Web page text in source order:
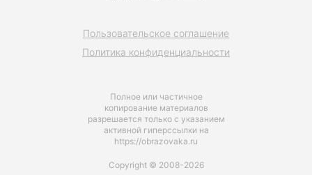
Полное или частичное
копирование материалов
разрешается только с указанием
активной гиперссылки на
https://obrazovaka.ru
Пользовательское соглашение
Политика конфиденциальности
Copyright © 2008-2026